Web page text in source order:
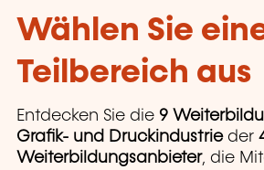
Wählen Sie
Teilbereich aus
Entdecken Sie die 9
Grafik- und Druckindustrieder
Weiterbildungsanbieter, die